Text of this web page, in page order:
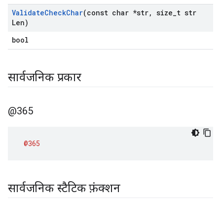
ValidateCheckChar(const char *str, size t str
Len)
bool
सार्वजनिक प्रकार
@365
@365
सार्वजनिक स्टैटिक फ़ंक्शन